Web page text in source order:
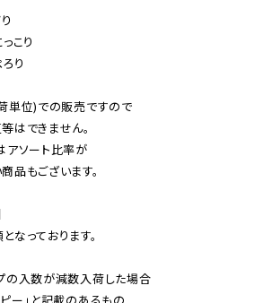
こり
り
単位)での販売ですので
はできません。
アソート比率が
品もございます。
なっております。
の入数が減数入荷した場合
ー」と記載のあるもの